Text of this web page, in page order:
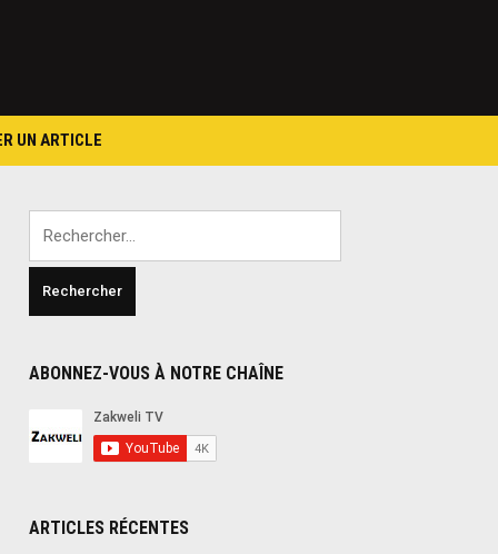
UN ARTICLE
ABONNEZ-VOUS À NOTRE CHAÎNE
ARTICLES RÉCENTES